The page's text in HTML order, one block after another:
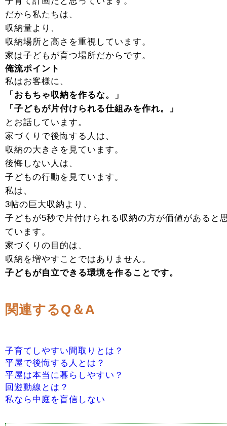
だから私たちは、
収納量より、
収納場所と高さを重視しています。
家は子どもが育つ場所だからです。
俺流ポイント
私はお客様に、
「おもちゃ収納を作るな。」
「子どもが片付けられる仕組みを作れ。」
とお話しています。
家づくりで後悔する人は、
収納の大きさを見ています。
後悔しない人は、
子どもの行動を見ています。
私は、
3帖の巨大収納より、
子どもが5秒で片付けられる収納の方が価値があると
ています。
家づくりの目的は、
収納を増やすことではありません。
子どもが自立できる環境を作ることです。
関連するQ＆A
子育てしやすい間取りとは？
平屋で後悔する人とは？
平屋は本当に暮らしやすい？
回遊動線とは？
私なら中庭を盲信しない